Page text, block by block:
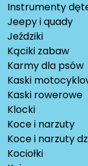
Instrumenty
Jeepy i quady
Jeździki
Kąciki zabaw
Karmy dla psów
Kaski
Kaski rowerowe
Klocki
Koce i narzuty
Koce i narzuty
Kociołki